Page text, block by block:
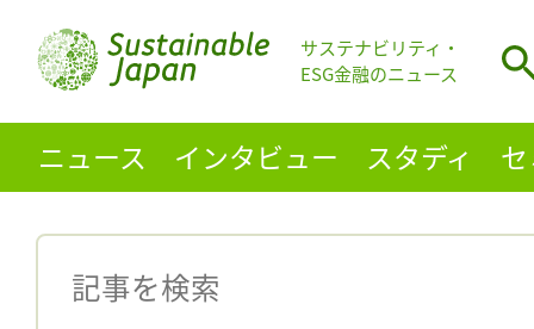
サステナビリティ・
ESG金融のニュース
ニュース インタビュー スタディ